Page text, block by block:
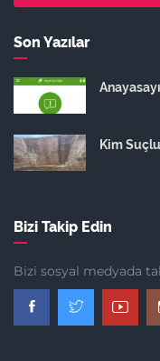
Son Yazılar
Kim
Bizi Takip Edin
Bizi sosyal medyada